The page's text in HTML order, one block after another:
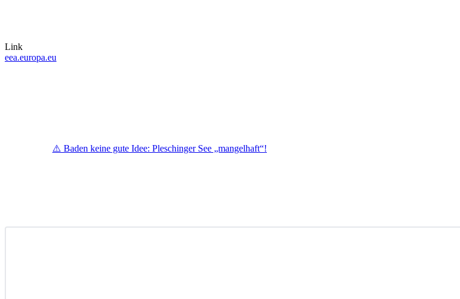
Link
eea.europa.eu
⚠️ Baden keine gute Idee: Pleschinger See „mangelhaft“!